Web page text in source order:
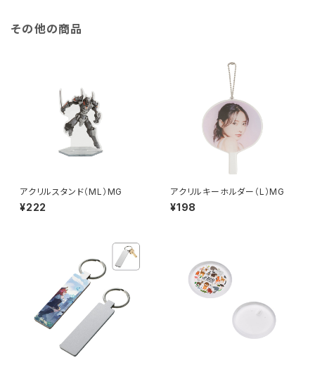
その他の商品
アクリルスタンド（ML）MG
¥222
アクリルキーホルダー（L）MG
¥198